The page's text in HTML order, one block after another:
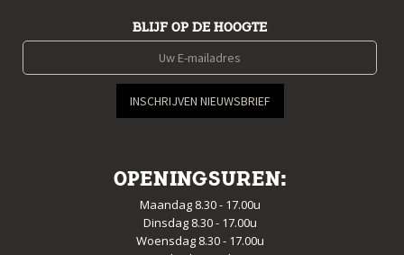
BLIJF OP DE HOOGTE
OPENINGSUREN:
Maandag 8.30 - 17.00u
Dinsdag 8.30 - 17.00u
Woensdag 8.30 - 17.00u